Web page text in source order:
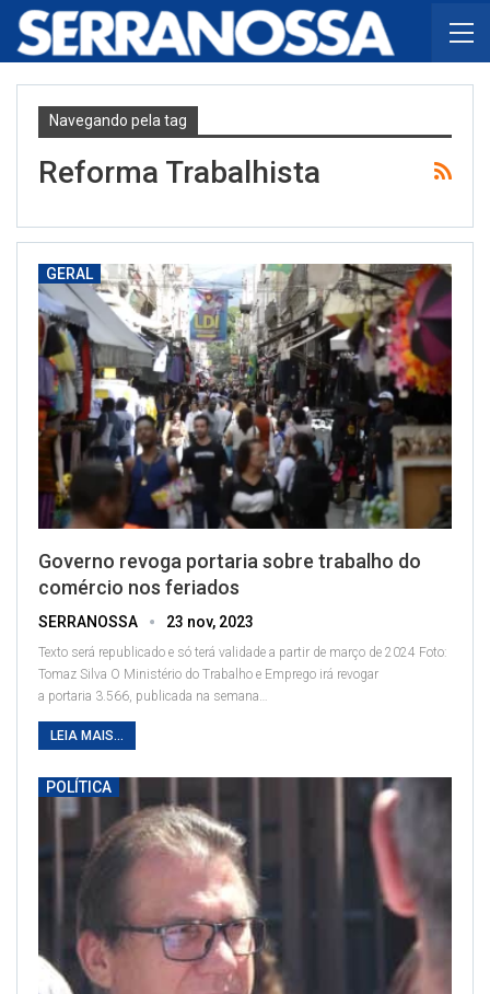
Navegando pela tag
Reforma Trabalhista
GERAL
Governo revoga portaria sobre trabalho do
comércio nos feriados
SERRANOSSA 23 nov, 2023
Texto será republicado e só terá validade a partir de março de 2024 Foto:
Tomaz Silva O Ministério do Trabalho e Emprego irá revogar
a portaria 3.566, publicada na semana…
LEIA MAIS...
POLÍTICA